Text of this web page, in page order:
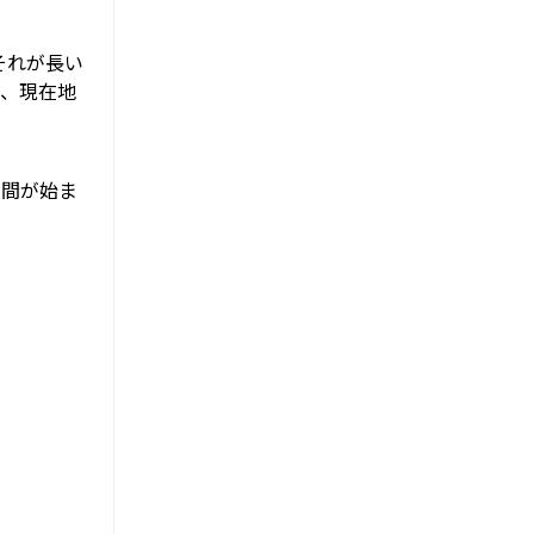
れが長い
現在地
が始ま